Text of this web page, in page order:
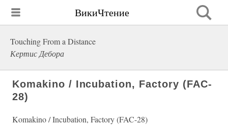
ВикиЧтение
Touching From a Distance
Кертис Дебора
Komakino / Incubation, Factory (FAC-
28)
Komakino / Incubation, Factory (FAC-28)